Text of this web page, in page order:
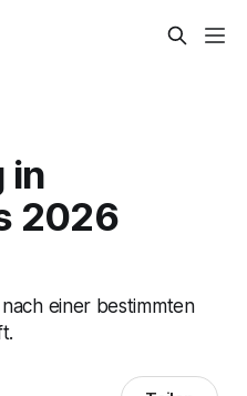
in
2026
einer bestimmten